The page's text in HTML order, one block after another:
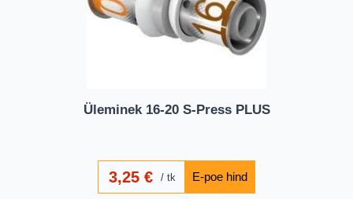
Üleminek 16-20 S-Press PLUS
3,25€ tk